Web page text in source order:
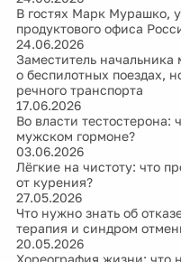
В гостях Марк Мурашко,
продуктового офиса
24.06.2026
Заместитель
о беспилотных поездах,
речного транспорта
17.06.2026
Во власти тестостерона:
мужском гормоне?
03.06.2026
Лёгкие на чистоту: что
от курения?
27.05.2026
Что нужно знать об
терапия и синдром
20.05.2026